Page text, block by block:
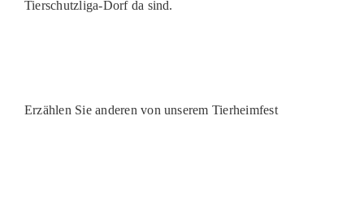
Tierschutzliga-Dorf da sind.
Erzählen Sie anderen von unserem Tierheimfest